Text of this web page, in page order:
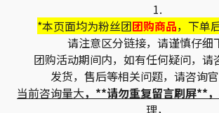
1.
*本页面均为粉丝团团购商品，下单
请注意区分链接，请谨慎仔细
团购活动期间内，如有任何疑问，请
发货，售后等相关问题，请咨询官
当前咨询量大，**请勿重复留言刷屏**，
理，